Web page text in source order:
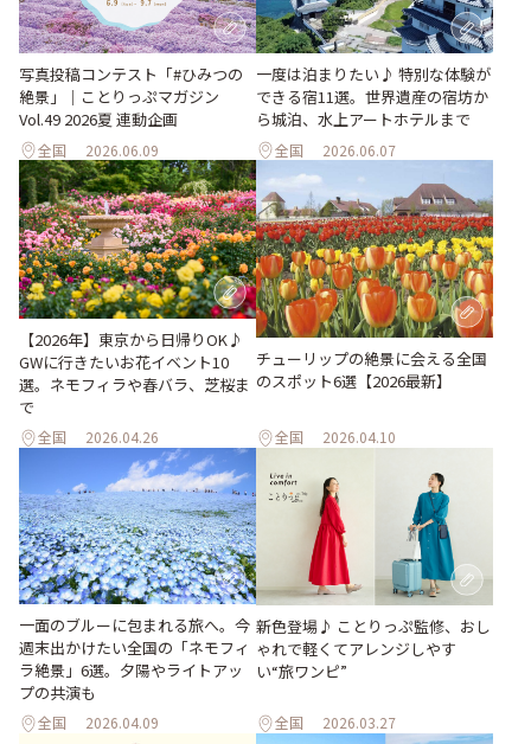
写真投稿コンテスト「#ひみつの
絶景」｜ことりっぷマガジン
Vol.49 2026夏 連動企画
全国 2026.06.09
一度は泊まりたい♪ 特別な体験が
できる宿11選。世界遺産の宿坊か
ら城泊、水上アートホテルまで
全国 2026.06.07
【2026年】東京から日帰りOK♪
GWに行きたいお花イベント10
選。ネモフィラや春バラ、芝桜ま
で
全国 2026.04.26
チューリップの絶景に会える全国
のスポット6選【2026最新】
全国 2026.04.10
一面のブルーに包まれる旅へ。今
週末出かけたい全国の「ネモフィ
ラ絶景」6選。夕陽やライトアッ
プの共演も
全国 2026.04.09
新色登場♪ ことりっぷ監修、おし
ゃれで軽くてアレンジしやす
い“旅ワンピ”
全国 2026.03.27